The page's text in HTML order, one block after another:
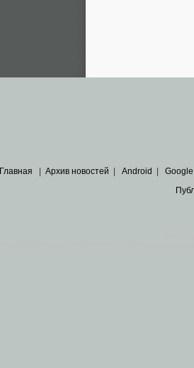
Главная Архив новостей Android Google